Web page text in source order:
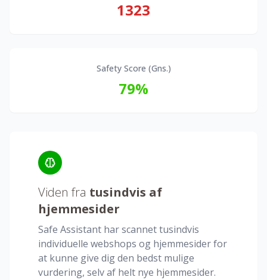
1323
Safety Score (Gns.)
79%
Viden fra tusindvis af
hjemmesider
Safe Assistant har scannet tusindvis
individuelle webshops og hjemmesider for
at kunne give dig den bedst mulige
vurdering, selv af helt nye hjemmesider.